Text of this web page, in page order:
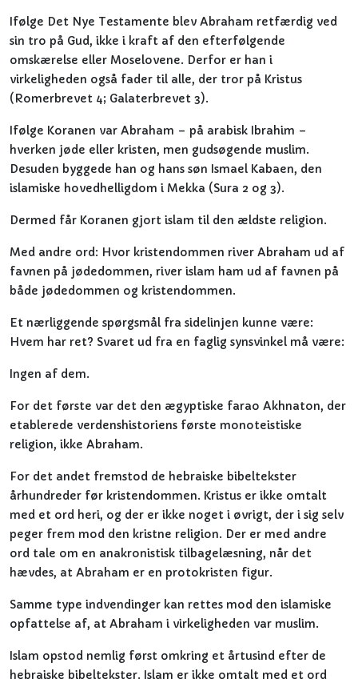
Ifølge Det Nye Testamente blev Abraham retfærdig ved
sin tro på Gud, ikke i kraft af den efterfølgende
omskærelse eller Moselovene. Derfor er han i
virkeligheden også fader til alle, der tror på Kristus
(Romerbrevet 4; Galaterbrevet 3).
Ifølge Koranen var Abraham – på arabisk Ibrahim –
hverken jøde eller kristen, men gudsøgende muslim.
Desuden byggede han og hans søn Ismael Kabaen, den
islamiske hovedhelligdom i Mekka (Sura 2 og 3).
Dermed får Koranen gjort islam til den ældste religion.
Med andre ord: Hvor kristendommen river Abraham ud af
favnen på jødedommen, river islam ham ud af favnen på
både jødedommen og kristendommen.
Et nærliggende spørgsmål fra sidelinjen kunne være:
Hvem har ret? Svaret ud fra en faglig synsvinkel må være:
Ingen af dem.
For det første var det den ægyptiske farao Akhnaton, der
etablerede verdenshistoriens første monoteistiske
religion, ikke Abraham.
For det andet fremstod de hebraiske bibeltekster
århundreder før kristendommen. Kristus er ikke omtalt
med et ord heri, og der er ikke noget i øvrigt, der i sig selv
peger frem mod den kristne religion. Der er med andre
ord tale om en anakronistisk tilbagelæsning, når det
hævdes, at Abraham er en protokristen figur.
Samme type indvendinger kan rettes mod den islamiske
opfattelse af, at Abraham i virkeligheden var muslim.
Islam opstod nemlig først omkring et årtusind efter de
hebraiske bibeltekster. Islam er ikke omtalt med et ord